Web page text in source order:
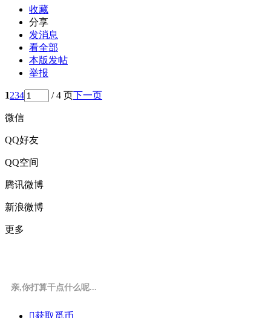
收藏
分享
发消息
看全部
本版发帖
举报
1234 / 4 页下一页
微信
QQ好友
QQ空间
腾讯微博
新浪微博
更多
亲,你打算干点什么呢...